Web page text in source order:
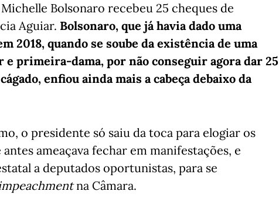
Bolsonaro recebeu 25 cheques de
Aguiar. Bolsonaro, que já havia dado uma
2018, quando se soube da existência de uma
primeira-dama, por não conseguir agora dar 25
enfiou ainda mais a cabeça debaixo da
o presidente só saiu da toca para elogiar os
ameaçava fechar em manifestações, e
a deputados oportunistas, para se
na Câmara.